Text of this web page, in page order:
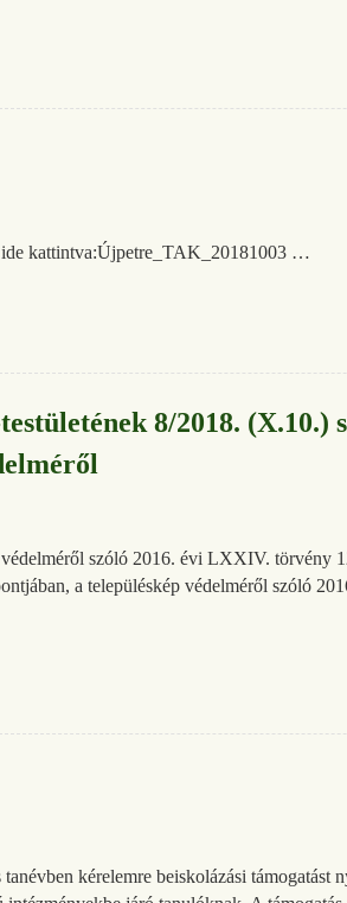
ide kattintva:Újpetre_TAK_20181003 …
8/2018. (X.10.)
szóló 2016. évi LXXIV. törvény
a településkép védelméről szóló
kérelemre beiskolázási támogatást